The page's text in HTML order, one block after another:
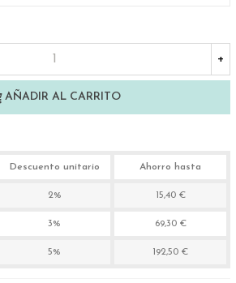
+
AÑADIR AL CARRITO
Descuento unitario Ahorro hasta
2% 15,40 €
3% 69,30 €
5% 192,50 €